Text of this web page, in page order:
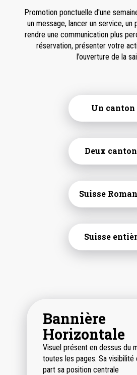
Promotion ponctuelle d'une
un message, lancer un service, un
rendre une communication plus
réservation, présenter votre
l’ouverture de la
Un canton
Deux
Suisse
Suisse
Bannière
Horizontale
Visuel présent en dessus du
toutes les pages. Sa
part sa position centrale